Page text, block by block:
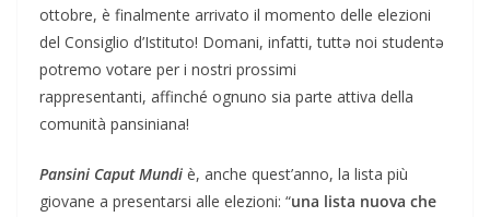
ottobre, è finalmente arrivato il momento delle elezioni
del Consiglio d’Istituto! Domani, infatti, tuttə noi studentə
potremo votare per i nostri prossimi
rappresentanti, affinché ognuno sia parte attiva della
comunità pansiniana!
Pansini Caput Mundi è, anche quest’anno, la lista più
giovane a presentarsi alle elezioni: “una lista nuova che